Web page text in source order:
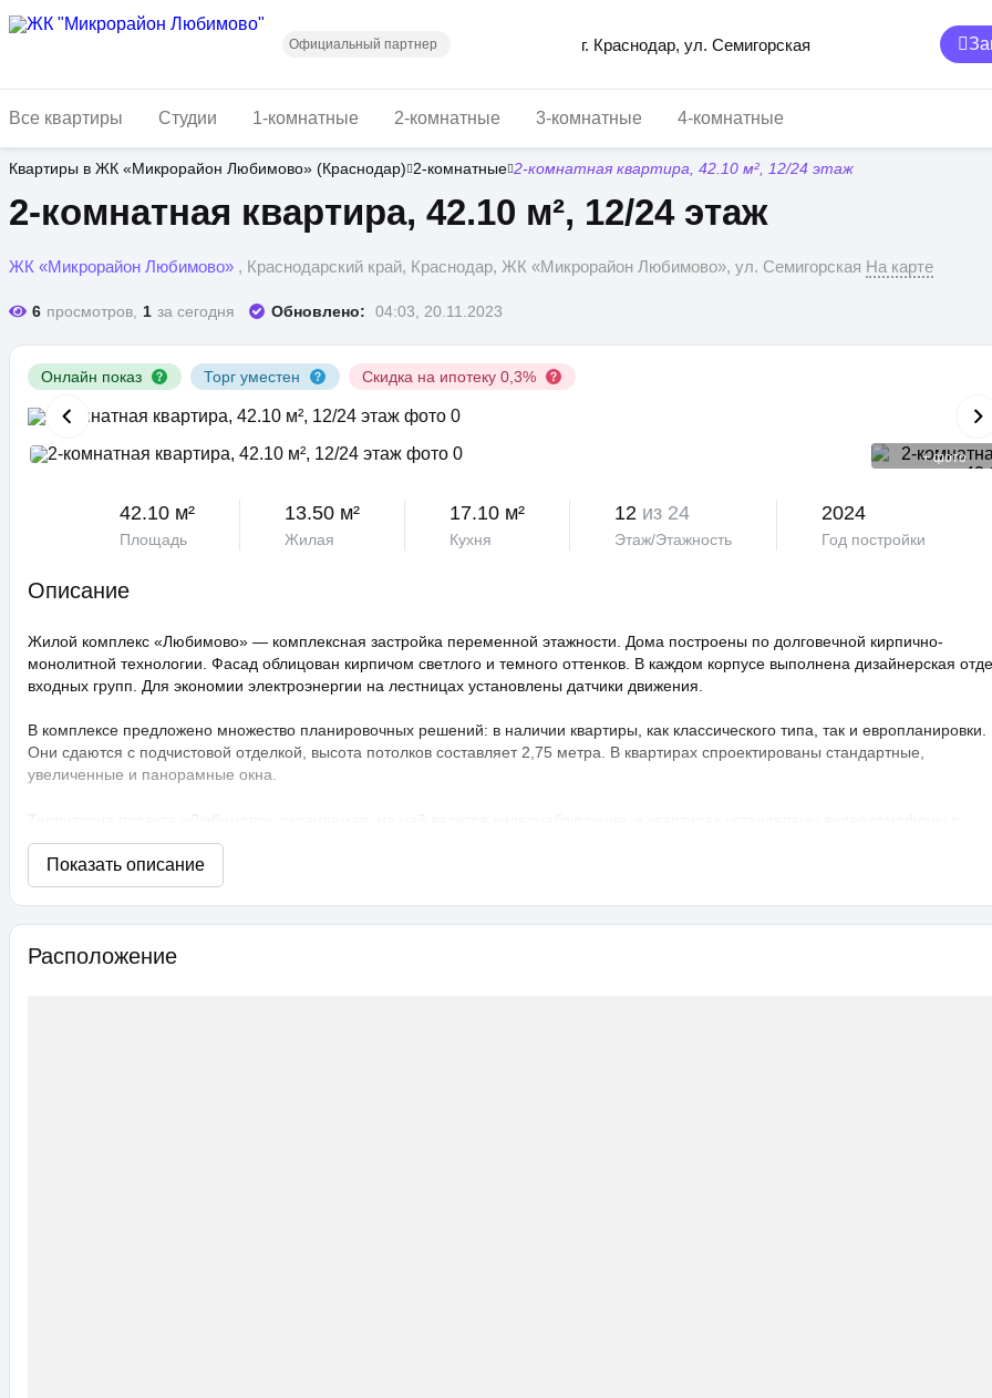
Официальный партнер г. Краснодар, ул. Семигорская
Все квартиры Студии 1-комнатные 2-комнатные 3-комнатные 4-комнатные
Квартиры в ЖК «Микрорайон Любимово» (Краснодар) 2-комнатные 2-комнатная квартира, 42.10 м², 12/24 этаж
2-комнатная квартира, 42.10 м², 12/24 этаж
ЖК «Микрорайон Любимово» , Краснодарский край, Краснодар, ЖК «Микрорайон Любимово», ул. Семигорская На карте
6 просмотров, 1 за сегодня Обновлено: 04:03, 20.11.2023
Онлайн показ Торг уместен Скидка на ипотеку 0,3%
+ фото
42.10 м²
Площадь
13.50 м²
Жилая
17.10 м²
Кухня
12 из 24
Этаж/Этажность
2024
Год постройки
Описание
Жилой комплекс «Любимово» — комплексная застройка переменной этажности. Дома построены по долговечной кирпично-
монолитной технологии. Фасад облицован кирпичом светлого и темного оттенков. В каждом корпусе выполнена дизайнерская
входных групп. Для экономии электроэнергии на лестницах установлены датчики движения.
В комплексе предложено множество планировочных решений: в наличии квартиры, как классического типа, так и европланировки.
Они сдаются с подчистовой отделкой, высота потолков составляет 2,75 метра. В квартирах спроектированы стандартные,
увеличенные и панорамные окна.
распознаванием лиц и управлением через приложение. Придомовая территория благоустроена, на ней проведено озеленение по
технологии сезонного цветения, выполнен многоуровневый ландшафтный дизайн. Во дворе расположены детские и спортивные
площадки, профессиональные площадки для групповых видов спорта, зоны отдыха с беседками, спроектирован бульвар и
прогулочные аллеи, а также школа и 3 детских сада. Для автовладельцев предусмотрен крытый и гостевой паркинг.
ЖК «Любимово» находится в районе «Губернский». Внешняя инфраструктура развита, в пешей доступности: школа, детский сад,
Расположение